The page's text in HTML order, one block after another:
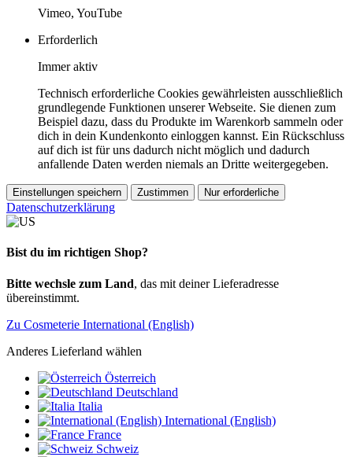
Vimeo, YouTube
Erforderlich
Immer aktiv
Technisch erforderliche Cookies gewährleisten ausschließlich
grundlegende Funktionen unserer Webseite. Sie dienen zum
Beispiel dazu, dass du Produkte im Warenkorb sammeln oder
dich in dein Kundenkonto einloggen kannst. Ein Rückschluss
auf dich ist für uns dadurch nicht möglich und dadurch
anfallende Daten werden niemals an Dritte weitergegeben.
Einstellungen speichern Zustimmen Nur erforderliche
Datenschutzerklärung
Bist du im richtigen Shop?
Bitte wechsle zum Land, das mit deiner Lieferadresse
übereinstimmt.
Zu Cosmeterie International (English)
Anderes Lieferland wählen
Österreich
Deutschland
Italia
International (English)
France
Schweiz